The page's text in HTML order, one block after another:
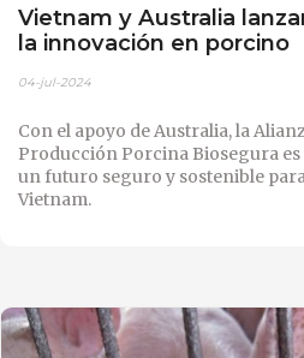
Vietnam y Australia
la innovación en porcino
04-jul-2024
Con el apoyo de Australia, la
Producción Porcina Biosegura
un futuro seguro y sostenible
Vietnam.